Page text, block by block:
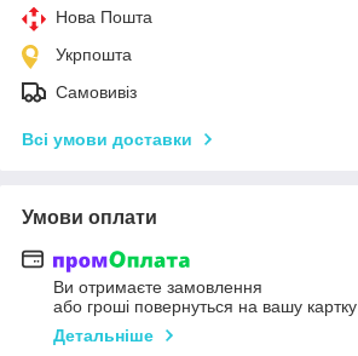
Нова Пошта
Укрпошта
Самовивіз
Всі умови доставки
Умови оплати
Ви отримаєте замовлення
або гроші повернуться на вашу картку
Детальніше